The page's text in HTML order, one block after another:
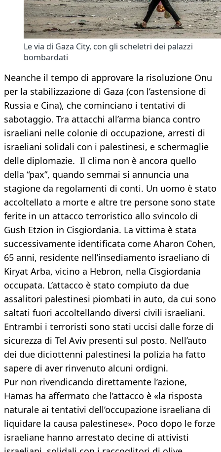
Le via di Gaza City, con gli scheletri dei palazzi
bombardati
Neanche il tempo di approvare la risoluzione Onu
per la stabilizzazione di Gaza (con l’astensione di
Russia e Cina), che cominciano i tentativi di
sabotaggio. Tra attacchi all’arma bianca contro
israeliani nelle colonie di occupazione, arresti di
israeliani solidali con i palestinesi, e schermaglie
delle diplomazie. Il clima non è ancora quello
della “pax”, quando semmai si annuncia una
stagione da regolamenti di conti. Un uomo è stato
accoltellato a morte e altre tre persone sono state
ferite in un attacco terroristico allo svincolo di
Gush Etzion in Cisgiordania. La vittima è stata
successivamente identificata come Aharon Cohen,
65 anni, residente nell’insediamento israeliano di
Kiryat Arba, vicino a Hebron, nella Cisgiordania
occupata. L’attacco è stato compiuto da due
assalitori palestinesi piombati in auto, da cui sono
saltati fuori accoltellando diversi civili israeliani.
Entrambi i terroristi sono stati uccisi dalle forze di
sicurezza di Tel Aviv presenti sul posto. Nell’auto
dei due diciottenni palestinesi la polizia ha fatto
sapere di aver rinvenuto alcuni ordigni.
Pur non rivendicando direttamente l’azione,
Hamas ha affermato che l’attacco è «la risposta
naturale ai tentativi dell’occupazione israeliana di
liquidare la causa palestinese». Poco dopo le forze
israeliane hanno arrestato decine di attivisti